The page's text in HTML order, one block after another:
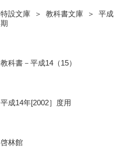
特設文庫 ＞ 教科書文庫 ＞ 平成
期
教科書－平成14（15）
平成14年[2002］度用
啓林館